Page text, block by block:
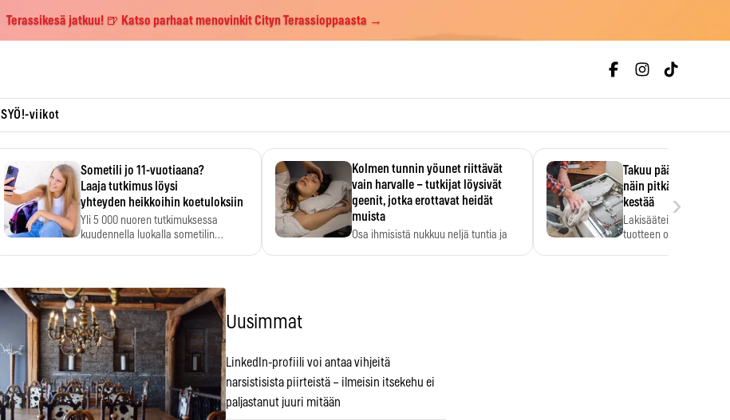
Terassikesä jatkuu! 🍺 Katso parhaat menovinkit Cityn Terassioppaasta →
SYÖ!-viikot
Sometili jo 11-vuotiaana?
Laaja tutkimus löysi
yhteyden heikkoihin koetuloksiin
Yli 5 000 nuoren tutkimuksessa
kuudennella luokalla sometilin…
Kolmen tunnin yöunet riittävät
vain harvalle – tutkijat löysivät
geenit, jotka erottavat heidät
muista
Osa ihmisistä nukkuu neljä tuntia ja
Takuu päättyi,
näin pitkään
kestää
Lakisääteinen
tuotteen oletetun
›
Uusimmat
LinkedIn-profiili voi antaa vihjeitä
narsistisista piirteistä – ilmeisin itsekehu ei
paljastanut juuri mitään